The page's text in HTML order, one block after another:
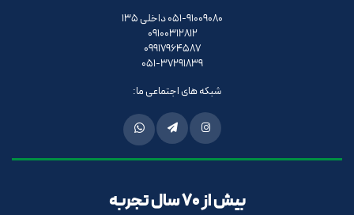
051-91009080 داخلی 135
09100312812
09917964587
051-37291839
شبکه های اجتماعی ما:
بیش از 70 سال تجربه